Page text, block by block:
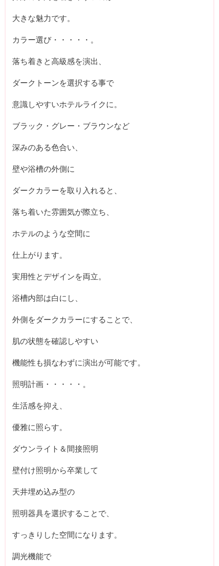
大きな魅力です。
カラー選び・・・・・。
落ち着きと高級感を演出、
ダークトーンを選択する事で
意識しやすいホテルライクに。
ブラック・グレー・ブラウンなど
深みのある色合い、
壁や浴槽の外側に
ダークカラーを取り入れると、
落ち着いた雰囲気が際立ち、
ホテルのような空間に
仕上がります。
実用性とデザインを両立。
浴槽内部は白にし、
外側をダークカラーにすることで、
肌の状態を確認しやすい
機能性も損なわずに演出が可能です。
照明計画・・・・・。
生活感を抑え、
優雅に照らす。
ダウンライト＆間接照明
壁付け照明から卒業して
天井埋め込み型の
照明器具を選択することで、
すっきりした空間になります。
調光機能で